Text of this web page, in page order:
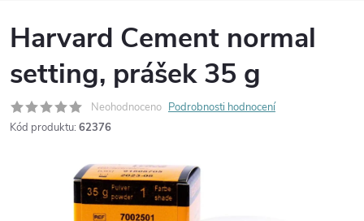
Harvard Cement normal
setting, prášek 35 g
Neohodnoceno Podrobnosti hodnocení
Kód produktu: 62376